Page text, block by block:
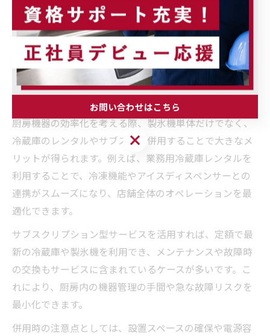
ンテナンス対応範囲の違いがあるため、契約前に内容を
よく確認することが重要です。万一のトラブル時に迅速
なサポートが受けられるか、地元埼玉県の業者を選ぶこ
とで安心感も高まります。
冷蔵庫レンタルやサブスクと製氷機の併用術
厨房機器の効率化を考える際、製氷機単体だけでなく、
冷蔵庫のレンタルやサブスクと併用することで大きなメ
リットが得られます。例えば、業務用冷蔵庫レンタルを
利用することで、冷凍機能やアイスディスペンサーとの
連携がスムーズになり、店舗全体のオペレーションを最
適化できます。
サブスクリプション型サービスを活用すれば、定額で最
新の冷蔵庫や製氷機を利用でき、メンテナンスや故障時
の交換もサービスに含まれているケースが多いです。こ
れにより、厨房内の機器管理の手間や急な故障リスクを
最小化できます。
併用時の注意点としては、設置スペースの確保や電源容
お問い合わせはこちら
お問い合わせはこちら